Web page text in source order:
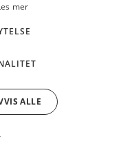
Dans
-Endre cookie-
mer
ALLE